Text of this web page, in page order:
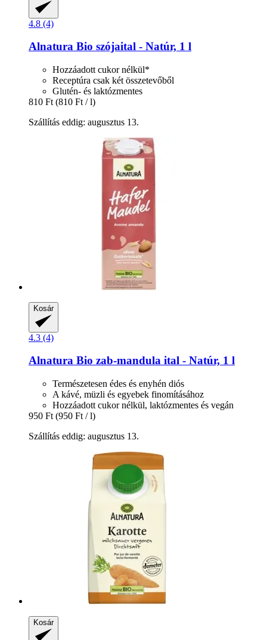
4.8 (4)
Alnatura Bio szójaital -​ Natúr, 1 l
Hozzáadott cukor nélkül*
Receptúra csak két összetevőből
Glutén- és laktózmentes
810 Ft (810 Ft / l)
Szállítás eddig: augusztus 13.
Kosár
4.3 (4)
Alnatura Bio zab-​mandula ital -​ Natúr, 1 l
Természetesen édes és enyhén diós
A kávé, müzli és egyebek finomításához
Hozzáadott cukor nélkül, laktózmentes és vegán
950 Ft (950 Ft / l)
Szállítás eddig: augusztus 13.
Kosár